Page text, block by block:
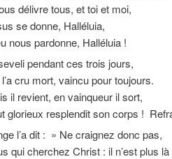
délivre tous, et toi et moi,
se donne, Halléluia,
nous pardonne, Halléluia !
pendant ces trois jours,
cru mort, vaincu pour toujours.
il revient, en vainqueur il sort,
glorieux resplendit son corps !
l’a dit : » Ne craignez donc pas,
qui cherchez Christ : il n’est plus là